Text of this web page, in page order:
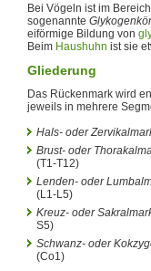
Bei Vögeln ist im
sogenannte
eiförmige Bildung von
Beim Haushuhn ist sie
Gliederung
Das Rückenmark wird
jeweils in mehrere
Hals- oder
Brust- oder
(T1-T12)
Lenden- oder
(L1-L5)
Kreuz- oder
S5)
Schwanz- oder
(Co1)